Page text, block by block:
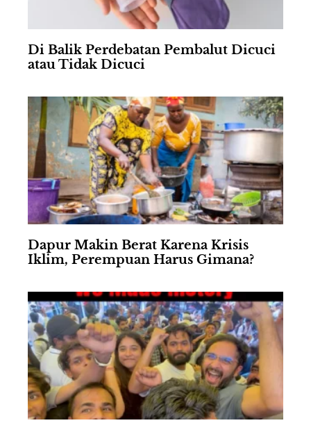
Di Balik Perdebatan Pembalut Dicuci
atau Tidak Dicuci
Dapur Makin Berat Karena Krisis
Iklim, Perempuan Harus Gimana?